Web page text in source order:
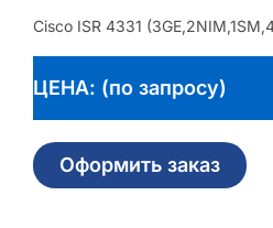
Cisco ISR 4331
ЦЕНА: (по запросу)
Оформить заказ